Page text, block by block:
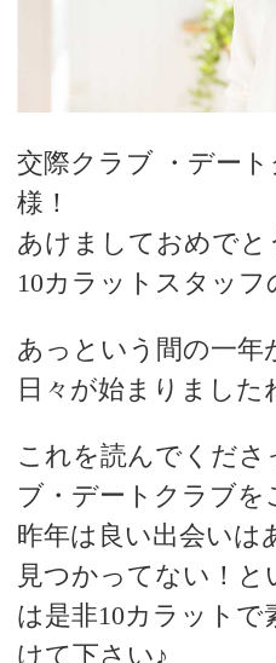
デートまでの流
アフィリエイ
交際クラブ ・デー
様！
あけましておめでと
10カラットスタッフ
あっという間の一年
日々が始まりました
これを読んでくださ
ブ・デートクラブを
昨年は良い出会いは
見つかってない！
は是非10カラットで
けて下さい♪